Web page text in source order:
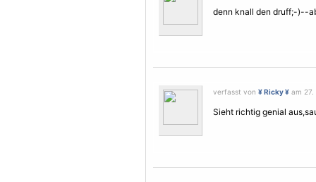
denn knall den druff;-)--
verfasst von ¥ Ricky ¥ am
Sieht richtig genial